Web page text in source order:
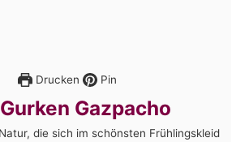
Drucken Pin
Gazpacho
die sich im schönsten Frühlingskleid